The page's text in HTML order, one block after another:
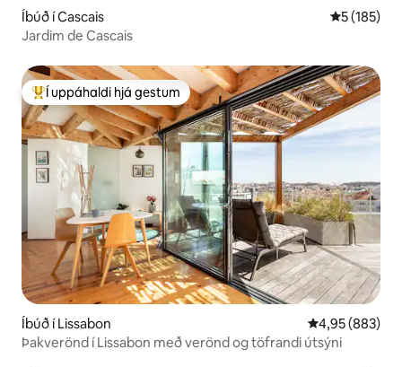
Íbúð í Cascais 5 af 5 í
5 (185)
Jardim de Cascais
Í mestu uppáhaldi hjá gestum
Í uppáhaldi hjá gestum
Íbúð í Lissabon 4,95 af 5 í
4,95 (883)
Þakverönd í Lissabon með verönd og töfrandi útsýni